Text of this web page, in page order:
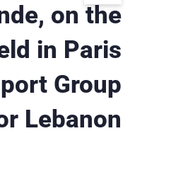
on the
in Paris
Group
Lebanon